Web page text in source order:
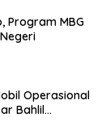
Program MBG
Operasional
Bahlil